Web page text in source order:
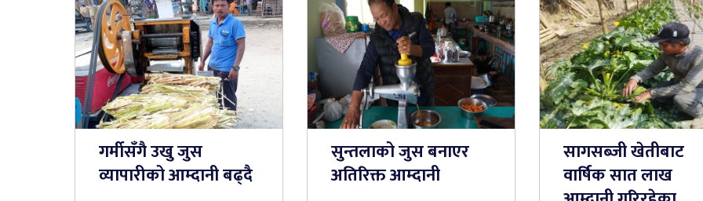
गर्मीसँगै उखु जुस
व्यापारीको आम्दानी बढ्दै
सुन्तलाको जुस बनाएर
अतिरिक्त आम्दानी
सागसब्जी खेतीबाट
वार्षिक सात लाख